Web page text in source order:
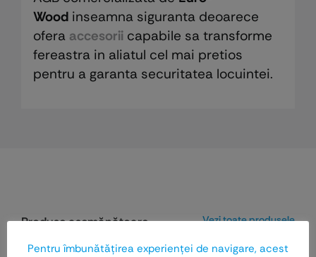
Woodinseamna siguranta deoarece
ofera accesoriicapabile sa transforme
fereastra in aliatul cel mai pretios
pentru a garanta securitatea locuintei.
Produse asemănătoare Vezi toate produsele
Pentru îmbunătăţirea experienţei de navigare, acest